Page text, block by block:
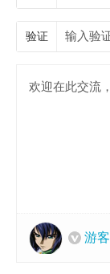
验证
游客